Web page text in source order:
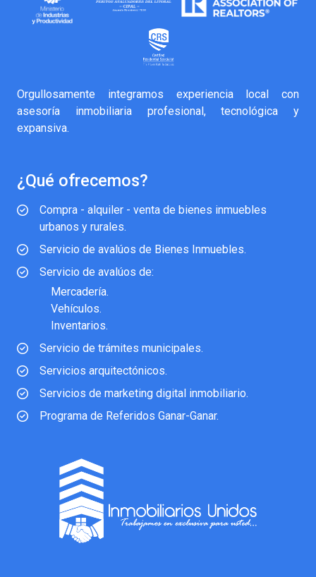
Orgullosamente integramos experiencia local con
asesoría inmobiliaria profesional, tecnológica y
expansiva.
¿Qué ofrecemos?
Compra - alquiler - venta de bienes inmuebles
urbanos y rurales.
Servicio de avalúos de Bienes Inmuebles.
Servicio de avalúos de:
Mercadería.
Vehículos.
Inventarios.
Servicio de trámites municipales.
Servicios arquitectónicos.
Servicios de marketing digital inmobiliario.
Programa de Referidos Ganar-Ganar.